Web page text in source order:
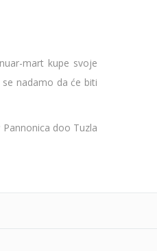
mart kupe svoje
nadamo da će biti
Pannonica doo Tuzla